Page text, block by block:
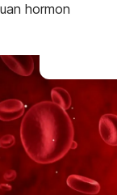
hormon